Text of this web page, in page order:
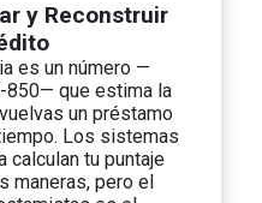
y Reconstruir
es un número —
850— que estima la
un préstamo
Los sistemas
calculan tu puntaje
maneras, pero el